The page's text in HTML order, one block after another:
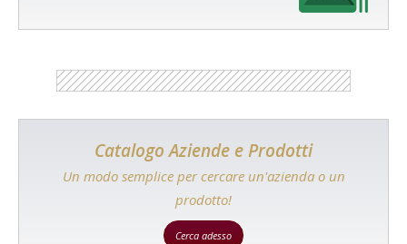
Catalogo Aziende e Prodotti
Un modo semplice per cercare un'azienda o un
prodotto!
Cerca adesso